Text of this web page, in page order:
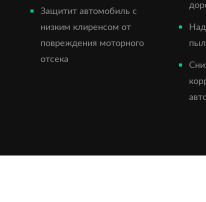
Защитит автомобиль с
низким клиренсом от
повреждения моторного
отсека